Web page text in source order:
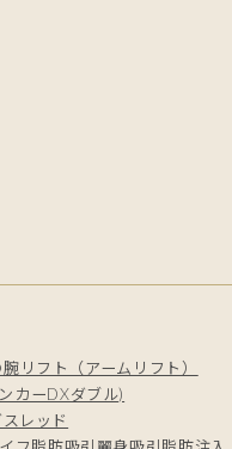
リフト（アームリフト）
カーDXダブル)
レッド